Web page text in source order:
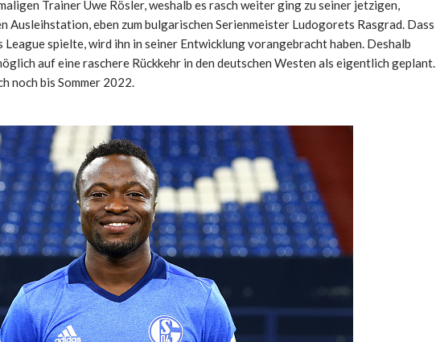
Trainer Uwe Rösler, weshalb es rasch weiter ging zu seiner jetzigen,
Ausleihstation, eben zum bulgarischen Serienmeister Ludogorets Rasgrad. Dass
League spielte, wird ihn in seiner Entwicklung vorangebracht haben. Deshalb
auf eine raschere Rückkehr in den deutschen Westen als eigentlich geplant.
noch bis Sommer 2022.